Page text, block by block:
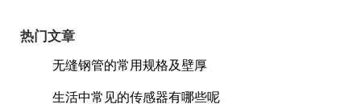
热门文章
无缝钢管的常用规格及壁厚
生活中常见的传感器有哪些呢